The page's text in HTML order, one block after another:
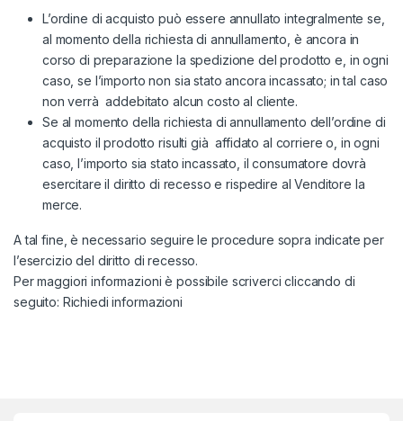
L’ordine di acquisto può essere annullato integralmente se,
al momento della richiesta di annullamento, è ancora in
corso di preparazione la spedizione del prodotto e, in ogni
caso, se l’importo non sia stato ancora incassato; in tal caso
non verrà addebitato alcun costo al cliente.
Se al momento della richiesta di annullamento dell’ordine di
acquisto il prodotto risulti già affidato al corriere o, in ogni
caso, l’importo sia stato incassato, il consumatore dovrà
esercitare il diritto di recesso e rispedire al Venditore la
merce.
A tal fine, è necessario seguire le procedure sopra indicate per
l’esercizio del diritto di recesso.
Per maggiori informazioni è possibile scriverci cliccando di
seguito: Richiedi informazioni